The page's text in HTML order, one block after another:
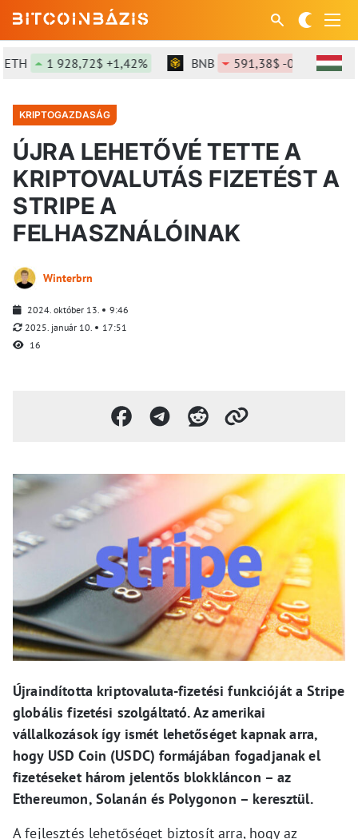
1 928,72$ +1,42% BNB 591,38$ -0,27%
KRIPTOGAZDASÁG
ÚJRA LEHETŐVÉ TETTE A
KRIPTOVALUTÁS FIZETÉST A
STRIPE A
FELHASZNÁLÓINAK
Winterbrn
2024. október 13.
9:46
2025. január 10.
17:51
16
Újraindította kriptovaluta-fizetési funkcióját a Stripe
globális fizetési szolgáltató. Az amerikai
vállalkozások így ismét lehetőséget kapnak arra,
hogy USD Coin (USDC) formájában fogadjanak el
fizetéseket három jelentős blokkláncon – az
Ethereumon, Solanán és Polygonon – keresztül.
A fejlesztés lehetőséget biztosít arra, hogy az